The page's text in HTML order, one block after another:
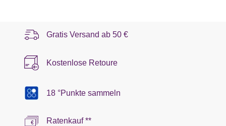
Gratis Versand ab 50 €
Kostenlose Retoure
18 °Punkte sammeln
Ratenkauf **